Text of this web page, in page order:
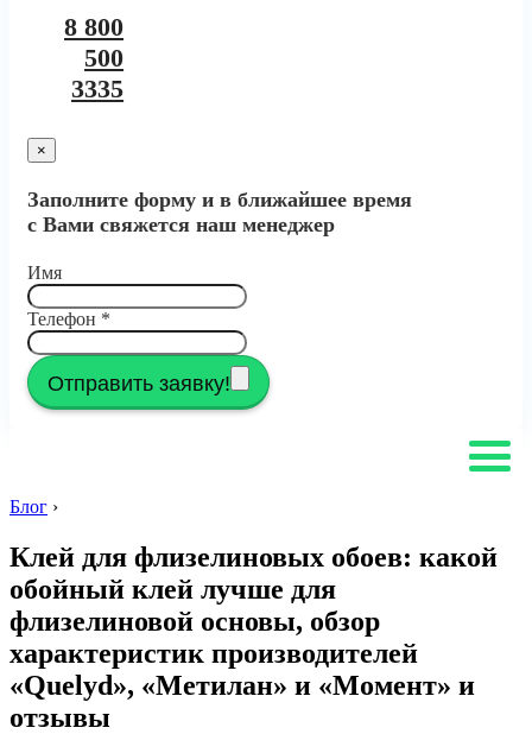
8 800
500
3335
×
Заполните форму и в ближайшее время
с Вами свяжется наш менеджер
Имя
Телефон *
Отправить заявку!
Блог ›
Клей для флизелиновых обоев: какой
обойный клей лучше для
флизелиновой основы, обзор
характеристик производителей
«Quelyd», «Метилан» и «Момент» и
отзывы